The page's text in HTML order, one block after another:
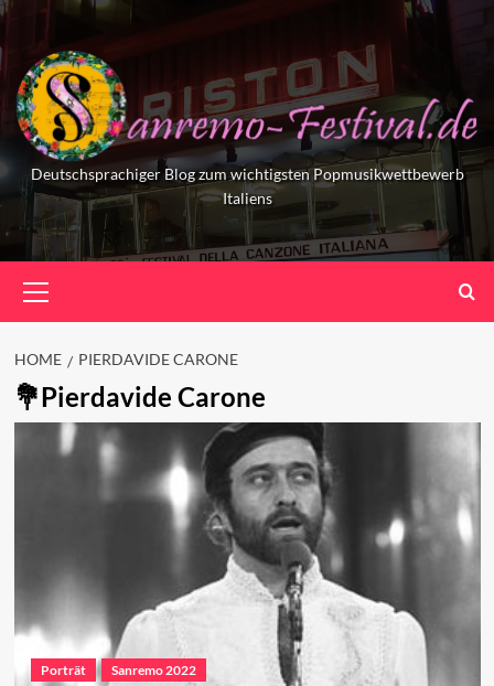
Skip
to
content
Deutschsprachiger Blog zum wichtigsten Popmusikwettbewerb
Italiens
Menu
HOME PIERDAVIDE CARONE
Pierdavide Carone
Porträt Sanremo 2022